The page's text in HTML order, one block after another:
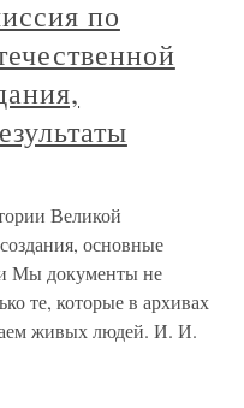
по
Великой
основные
Мы документы не
те, которые в архивах
живых людей. И. И.